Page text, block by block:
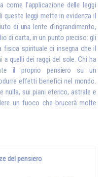
come l’applicazione delle leggi
queste leggi mette in evidenza il
di una lente d’ingrandimento,
di carta, in un punto preciso: gli
spirituale ci insegna che il
a quelli dei raggi del sole. Chi ha
il proprio pensiero su un
effetti benefici nel mondo.
nulla, sui piani eterico, astrale e
un fuoco che brucerà molte
del pensiero